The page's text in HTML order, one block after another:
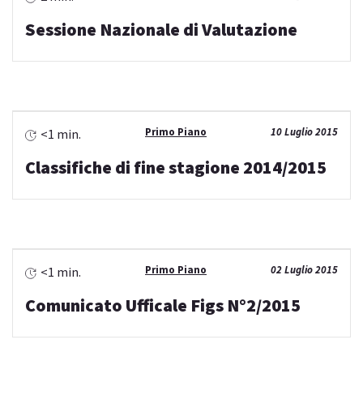
Sessione Nazionale di Valutazione
10 Luglio 2015
Primo Piano
<1 min.
Classifiche di fine stagione 2014/2015
02 Luglio 2015
Primo Piano
<1 min.
Comunicato Ufficale Figs N°2/2015